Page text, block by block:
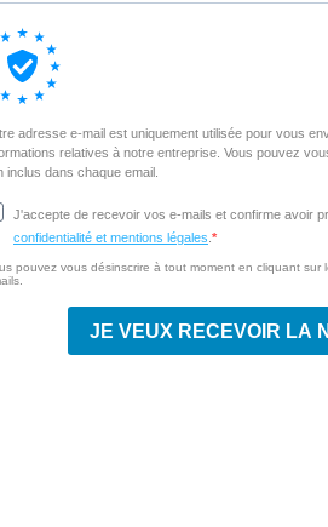
adresse e-mail est uniquement utilisée pour vous
relatives à notre entreprise. Vous pouvez
inclus dans chaque email.
J'accepte de recevoir vos e-mails et confirme avoir
confidentialité et mentions légales
pouvez vous désinscrire à tout moment en cliquant sur
JE VEUX RECEVOIR LA